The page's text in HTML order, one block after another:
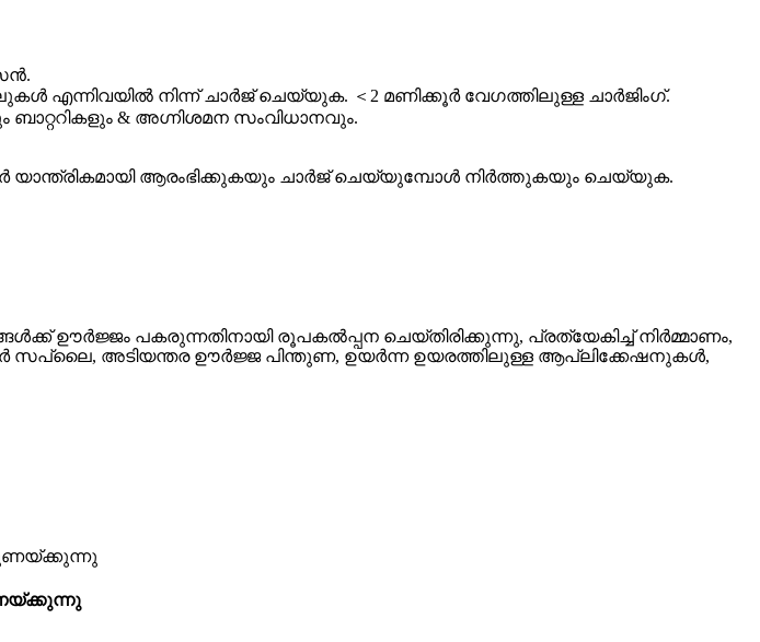
എന്നിവയിൽ നിന്ന് ചാർജ് ചെയ്യുക. ＜2 മണിക്കൂർ വേഗത്തിലുള്ള ചാർജിംഗ്.
& അഗ്നിശമന സംവിധാനവും.
യാന്ത്രികമായി ആരംഭിക്കുകയും ചാർജ് ചെയ്യുമ്പോൾ നിർത്തുകയും ചെയ്യുക.
ഊർജ്ജം പകരുന്നതിനായി രൂപകൽപ്പന ചെയ്‌തിരിക്കുന്നു, പ്രത്യേകിച്ച് നിർമ്മാണം,
സപ്ലൈ, അടിയന്തര ഊർജ്ജ പിന്തുണ, ഉയർന്ന ഉയരത്തിലുള്ള ആപ്ലിക്കേഷനുകൾ,